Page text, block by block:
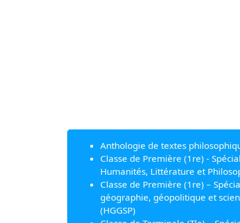
Anthologie de textes
Classe de Première (1re) -
Humanités, Littérature et
Classe de Première (1re) –
géographie, géopolitique et
(HGGSP)